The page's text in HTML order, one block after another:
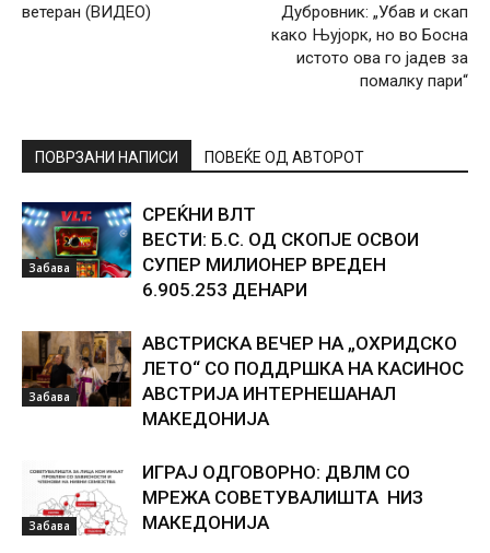
ветеран (ВИДЕО)
Дубровник: „Убав и скап
како Њујорк, но во Босна
истото ова го јадев за
помалку пари“
ПОВРЗАНИ НАПИСИ ПОВЕЌЕ ОД АВТОРОТ
Забава
СРЕЌНИ ВЛТ
ВЕСТИ: Б.С. ОД СКОПЈЕ ОСВОИ
СУПЕР МИЛИОНЕР ВРЕДЕН
6.905.253 ДЕНАРИ
Забава
АВСТРИСКА ВЕЧЕР НА „ОХРИДСКО
ЛЕТО“ СО ПОДДРШКА НА КАСИНОС
АВСТРИЈА ИНТЕРНЕШАНАЛ
МАКЕДОНИЈА
Забава
ИГРАЈ ОДГОВОРНО: ДВЛМ СО
МРЕЖА СОВЕТУВАЛИШТА НИЗ
МАКЕДОНИЈА